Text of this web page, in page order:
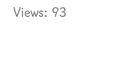
Views: 93